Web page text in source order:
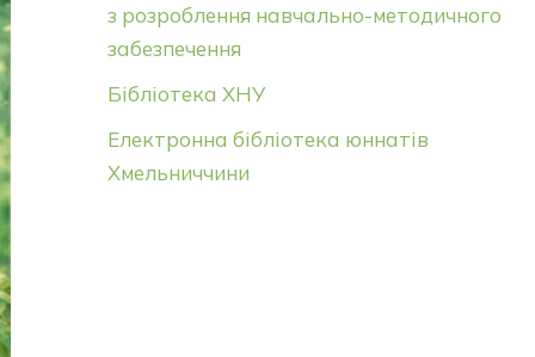
з розроблення навчально-методичного
забезпечення
Бібліотека ХНУ
Електронна бібліотека юннатів
Хмельниччини